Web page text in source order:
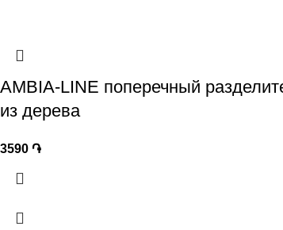
AMBIA-LINE поперечный
из дерева
3590 ֏